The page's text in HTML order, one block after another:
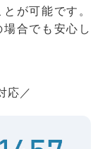
が可能です。
合でも安心し
応／